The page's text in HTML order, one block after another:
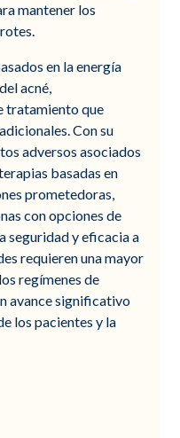
mantener los
en la energía
acné,
tratamiento que
Con su
adversos asociados
basadas en
prometedoras,
con opciones de
seguridad y eficacia a
requieren una mayor
regímenes de
avance significativo
los pacientes y la